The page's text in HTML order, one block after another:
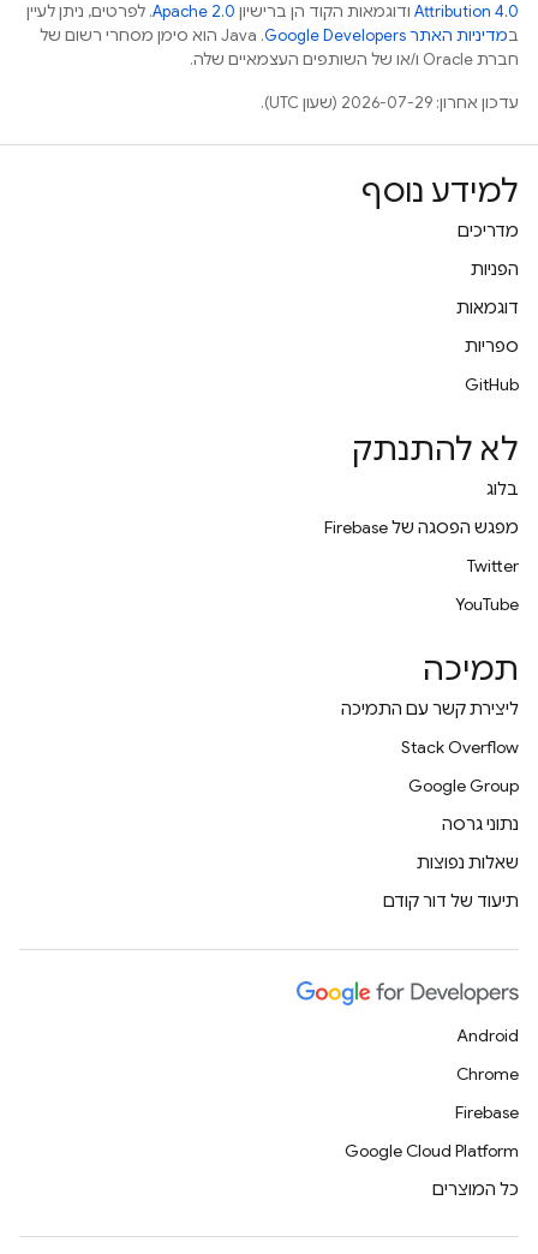
Attribution 4.0 ודוגמאות הקוד הן ברישיון Apache 2.0. לפרטים, ניתן לעיין
במדיניות האתר Google Developers‏
.‏ Java הוא סימן מסחרי רשום של
חברת Oracle ו/או של השותפים העצמאיים שלה.
עדכון אחרון: 2026-07-29 (שעון UTC).
למידע נוסף
מדריכים
הפניות
דוגמאות
ספריות
GitHub
לא להתנתק
בלוג
מפגש הפסגה של Firebase
Twitter
YouTube
תמיכה
ליצירת קשר עם התמיכה
Stack Overflow
Google Group
נתוני גרסה
שאלות נפוצות
תיעוד של דור קודם
Android
Chrome
Firebase
Google Cloud Platform
כל המוצרים